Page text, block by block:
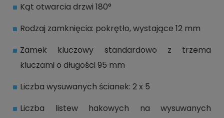
Kąt otwarcia drzwi 180°
Rodzaj zamknięcia: pokrętło, wystające 12 mm
Zamek kluczowy standardowo z trzema
kluczami o długości 95 mm
Liczba wysuwanych ścianek: 2 x 5
Liczba listew hakowych na wysuwanych